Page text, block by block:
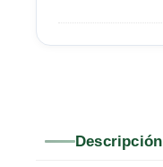
Descripción